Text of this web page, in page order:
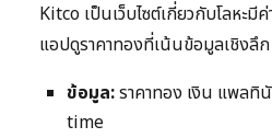
Kitco เป็นเว็บไซต์เกี่ยวกับโลหะ
แอปดูราคาทองที่เน้นข้อมูลเชิงลึก
ข้อมูล:ราคาทอง เงิน แพลทิ
time